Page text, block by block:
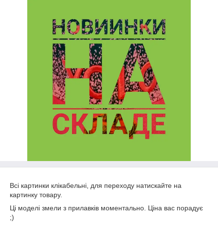
Всі картинки клікабельні, для переходу натискайте на
картинку товару.
Ці моделі змели з прилавків моментально. Ціна вас порадує
;)